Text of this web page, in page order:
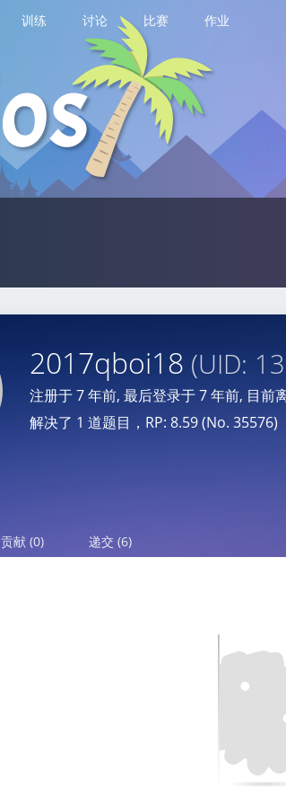
训练 讨论 比赛 作业
2017qboi18 (UID:
注册于7 年前, 最后登录于7 年前, 目前
解决了 1 道题目，RP: 8.59 (No. 35576)
贡献 (0) 递交 (6)